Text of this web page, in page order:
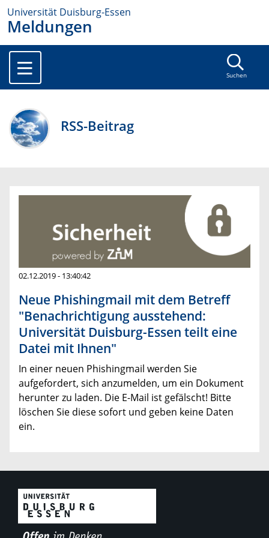
Universität Duisburg-Essen
Meldungen
Suchen
RSS-Beitrag
02.12.2019 - 13:40:42
Neue Phishingmail mit dem Betreff
"Benachrichtigung ausstehend:
Universität Duisburg-Essen teilt eine
Datei mit Ihnen"
In einer neuen Phishingmail werden Sie
aufgefordert, sich anzumelden, um ein Dokument
herunter zu laden. Die E-Mail ist gefälscht! Bitte
löschen Sie diese sofort und geben keine Daten
ein.